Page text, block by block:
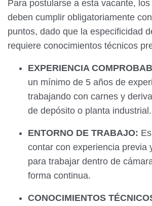
Para postularse a esta vacante,
deben cumplir obligatoriamente
puntos, dado que la especificidad
requiere conocimientos técnicos
EXPERIENCIA
un mínimo de 5 años de
trabajando con carnes y
de depósito o planta industrial.
ENTORNO DE TRABAJO:
contar con experiencia previa
para trabajar dentro de
forma continua.
CONOCIMIENTOS